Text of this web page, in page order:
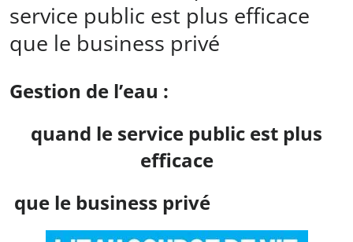
service public est plus efficace
que le business privé
Gestion de l’eau :
quand le service public est plus
efficace
que le business privé